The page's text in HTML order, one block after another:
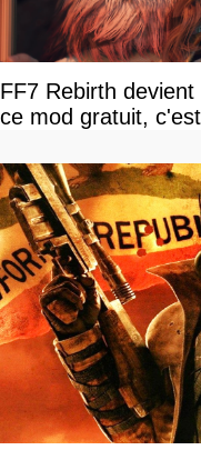
FF7 Rebirth
ce mod gratuit,